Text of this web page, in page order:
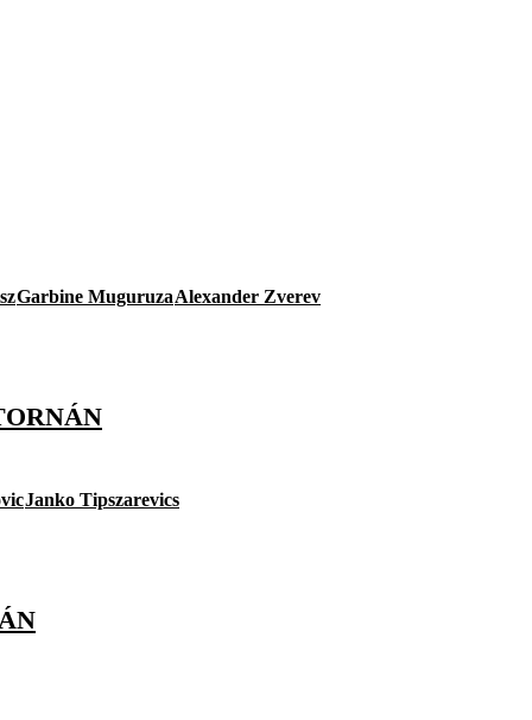
Garbine MuguruzaAlexander Zverev
Janko Tipszarevics